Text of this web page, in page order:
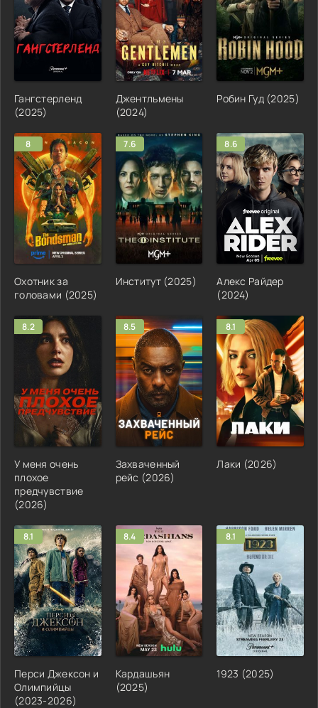
Гангстерленд
(2025)
Джентльмены
(2024)
Робин Гуд (2025)
8
Охотник за
головами (2025)
7.6
Институт (2025)
8.6
Алекс Райдер
(2024)
8.2
У меня очень
плохое
предчувствие
(2026)
8.5
Захваченный
рейс (2026)
8.1
Лаки (2026)
8.1
Перси Джексон и
Олимпийцы
(2023-2026)
8.4
Кардашьян
(2025)
8.1
1923 (2025)